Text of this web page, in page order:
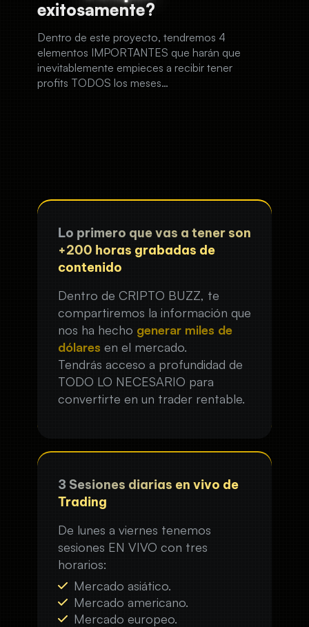
exitosamente?
Dentro de este proyecto, tendremos 4
elementos IMPORTANTES que harán que
inevitablemente empieces a recibir tener
profits TODOS los meses…
Lo primero que vas a tener son
+200 horas grabadas de
contenido
Dentro de CRIPTO BUZZ, te
compartiremos la información que
nos ha hecho generar miles de
dólares en el mercado.
Tendrás acceso a profundidad de
TODO LO NECESARIO para
convertirte en un trader rentable.
3 Sesiones diarias en vivo de
Trading
De lunes a viernes tenemos
sesiones EN VIVO con tres
horarios:
Mercado asiático.
Mercado americano.
Mercado europeo.